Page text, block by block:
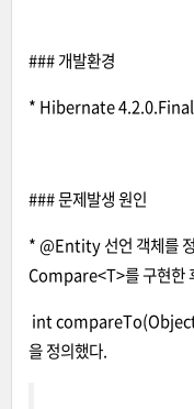
### 개발환경
* Hibernate 4.2.0.Final
### 문제발생 원인
* @Entity 선언 객체를
Compare<T>를 구현한
int compareTo(Object
을 정의했다.